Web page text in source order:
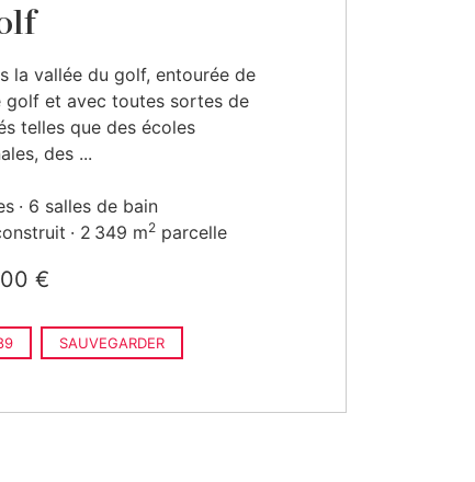
la vallée du golf, entourée de
golf et avec toutes sortes de
telles que des écoles
des ...
6 salles de bain
2 349 m2 parcelle
€
SAUVEGARDER